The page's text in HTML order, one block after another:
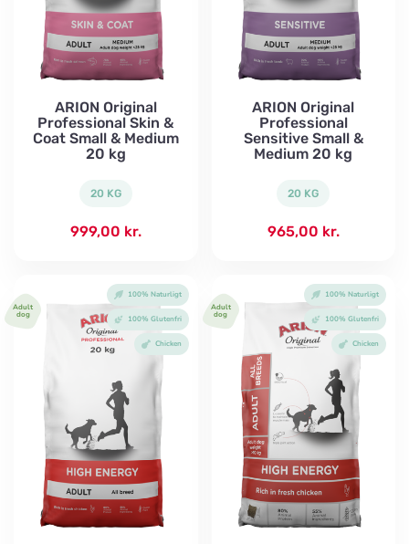
ARION Original
Professional Skin &
Coat Small & Medium
20 kg
20 KG
999,00 kr.
ARION Original
Professional
Sensitive Small &
Medium 20 kg
20 KG
965,00 kr.
Adult
dog
100% Naturligt
100% Glutenfri
Chicken
Adult
dog
100% Naturligt
100% Glutenfri
Chicken